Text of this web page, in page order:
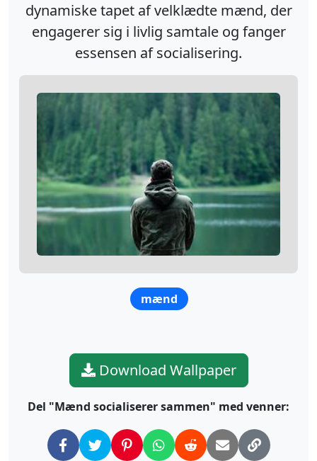
dynamiske tapet af velklædte mænd, der
engagerer sig i livlig samtale og fanger
essensen af socialisering.
mænd
Download Wallpaper
Del "Mænd socialiserer sammen" med venner: